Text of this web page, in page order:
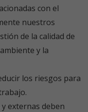
con el
nuestros
de la calidad de
y la
los riesgos para
externas deben